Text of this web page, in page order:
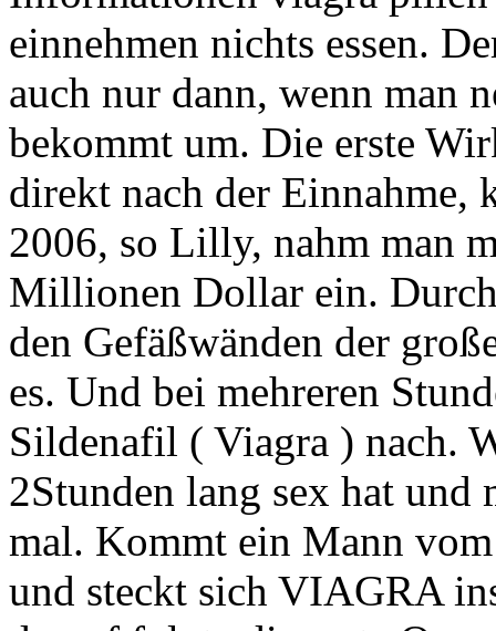
einnehmen nichts essen.
auch nur dann, wenn man
bekommt um. Die erste
direkt nach der Einnahme,
2006, so Lilly, nahm man
Millionen Dollar ein.
den Gefäßwänden der
es. Und bei mehreren
Sildenafil ( Viagra ) nach.
2Stunden lang sex hat und
mal. Kommt ein Mann
und steckt sich VIAGRA